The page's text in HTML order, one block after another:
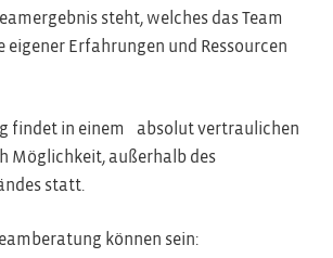
steht, welches das Team
eigener Erfahrungen und Ressourcen
findet in einem absolut vertraulichen
Möglichkeit, außerhalb des
statt.
können sein: